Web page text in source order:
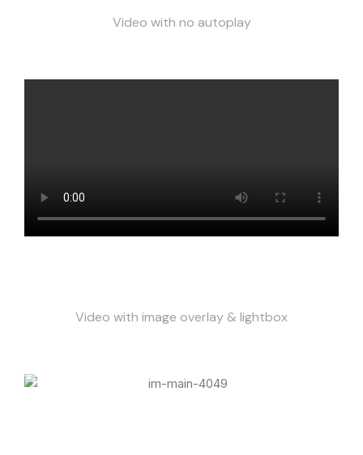
Video with no autoplay
Video with image overlay & lightbox